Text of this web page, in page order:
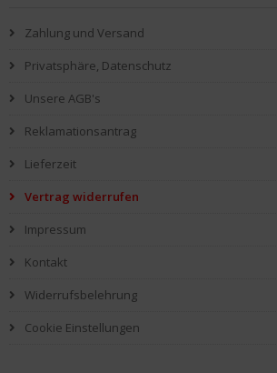
Zahlung und Versand
Privatsphäre, Datenschutz
Unsere AGB's
Reklamationsantrag
Lieferzeit
Vertrag widerrufen
Impressum
Kontakt
Widerrufsbelehrung
Cookie Einstellungen